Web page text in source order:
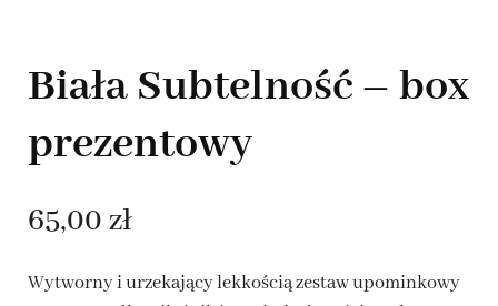
Biała Subtelność – box
prezentowy
65,00 zł
Wytworny i urzekający lekkością zestaw upominkowy